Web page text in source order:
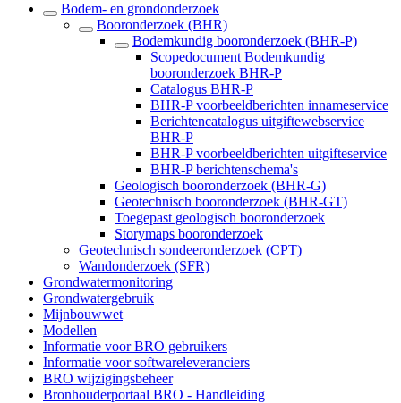
Bodem- en grondonderzoek
Booronderzoek (BHR)
Bodemkundig booronderzoek (BHR-P)
Scopedocument Bodemkundig
booronderzoek BHR-P
Catalogus BHR-P
BHR-P voorbeeldberichten innameservice
Berichtencatalogus uitgiftewebservice
BHR-P
BHR-P voorbeeldberichten uitgifteservice
BHR-P berichtenschema's
Geologisch booronderzoek (BHR-G)
Geotechnisch booronderzoek (BHR-GT)
Toegepast geologisch booronderzoek
Storymaps booronderzoek
Geotechnisch sondeeronderzoek (CPT)
Wandonderzoek (SFR)
Grondwatermonitoring
Grondwatergebruik
Mijnbouwwet
Modellen
Informatie voor BRO gebruikers
Informatie voor softwareleveranciers
BRO wijzigingsbeheer
Bronhouderportaal BRO - Handleiding